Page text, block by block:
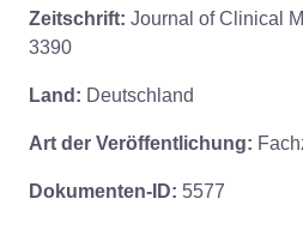
Zeitschrift: Journal of Clinical
3390
Land: Deutschland
Art der Veröffentlichung:
Dokumenten-ID: 5577